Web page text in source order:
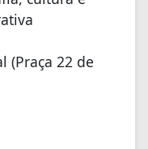
(Praça 22 de